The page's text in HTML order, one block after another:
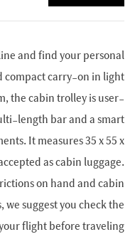
and find your personal
compact carry-on in light
the cabin trolley is user-
length bar and a smart
It measures 35 x 55 x
as cabin luggage.
on hand and cabin
suggest you check the
flight before traveling.